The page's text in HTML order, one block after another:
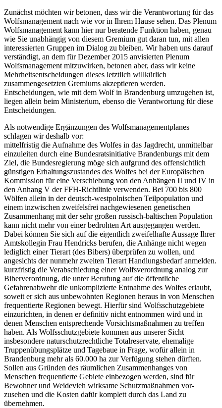
Zunächst möchten wir betonen, dass wir die Verantwortung für das
Wolfsmanagement nach wie vor in Ihrem Hause sehen. Das Plenum
Wolfsmanagement kann hier nur beratende Funktion haben, genau
wie Sie unabhängig von diesem Gremium gut daran tun, mit allen
interessierten Gruppen im Dialog zu bleiben. Wir haben uns darauf
verständigt, an dem für Dezember 2015 anvisierten Plenum
Wolfsmanagement mitzuwirken, betonen aber, dass wir keine
Mehrheitsentscheidungen dieses letztlich willkürlich
zusammengesetzten Gremiums akzeptieren werden.
Entscheidungen, wie mit dem Wolf in Brandenburg umzugehen ist,
liegen allein beim Ministerium, ebenso die Verantwortung für diese
Entscheidungen.
Als notwendige Ergänzungen des Wolfsmanagementplanes
schlagen wir deshalb vor:
mittelfristig die Aufnahme des Wolfes in das Jagdrecht, unmittelbar
einzuleiten durch eine Bundesratsinitiative Brandenburgs mit dem
Ziel, die Bundesregierung möge sich aufgrund des offensichtlich
günstigen Erhaltungszustandes des Wolfes bei der Europäischen
Kommission für eine Verschiebung von den Anhängen II und IV in
den Anhang V der FFH-Richtlinie verwenden. Bei 700 bis 800
Wölfen allein in der deutsch-westpolnischen Teilpopulation und
einem inzwischen zweifelsfrei nachgewiesenen genetischen
Zusammenhang mit der sehr großen russisch-baltischen Population
kann nicht mehr von einer bedrohten Art ausgegangen werden.
Dabei können Sie sich auf die eigentlich zweifelhafte Aussage Ihrer
Amtskollegin Frau Hendricks berufen, die Anhänge nicht wegen
lediglich einer Tierart (des Bibers) überprüfen zu wollen, und
angesichts der nunmehr zweiten Tierart Handlungsbedarf anmelden.
kurzfristig die Verabschiedung einer Wolfsverordnung analog zur
Biberverordnung, die unter Berufung auf die öffentliche
Gefahrenabwehr die unkomplizierte Entnahme des Wolfes erlaubt,
soweit er sich aus unbewohnten Regionen heraus in von Menschen
frequentierte Regionen bewegt. Hierfür sind Wolfsschutzgebiete
einzurichten, in denen er definitiv nicht entnommen wird und in
denen Menschen entsprechende Vorsichtsmaßnahmen zu treffen
haben. Als Wolfsschutzgebiete kommen aus unserer Sicht
insbesondere naturschutzrechtliche Totalreservate, ehemalige
Truppenübungsplätze und Tagebaue in Frage, wofür allein in
Brandenburg mehr als 60.000 ha zur Verfügung stehen dürften.
Sollen aus Gründen des räumlichen Zusammenhanges von
Menschen frequentierte Gebiete einbezogen werden, sind für
Bewohner und Weidevieh wirksame Schutzmaßnahmen vor-
zusehen und die Kosten dafür komplett durch das Land zu
übernehmen.